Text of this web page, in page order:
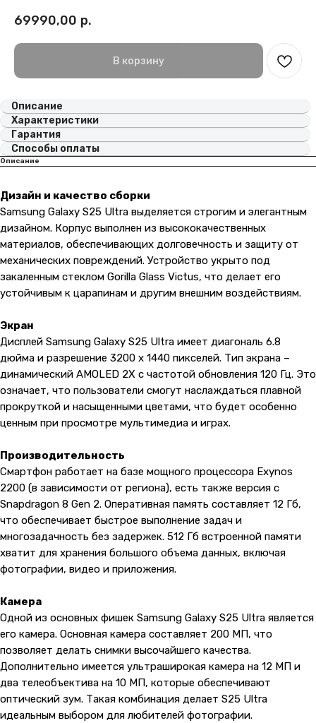
69990,00 р.
В корзину
Описание
Характеристики
Гарантия
Способы оплаты
Описание
Дизайн и качество сборки
Samsung Galaxy S25 Ultra выделяется строгим и элегантным
дизайном. Корпус выполнен из высококачественных
материалов, обеспечивающих долговечность и защиту от
механических повреждений. Устройство укрыто под
закаленным стеклом Gorilla Glass Victus, что делает его
устойчивым к царапинам и другим внешним воздействиям.
Экран
Дисплей Samsung Galaxy S25 Ultra имеет диагональ 6.8
дюйма и разрешение 3200 x 1440 пикселей. Тип экрана –
динамический AMOLED 2X с частотой обновления 120 Гц. Это
означает, что пользователи смогут наслаждаться плавной
прокруткой и насыщенными цветами, что будет особенно
ценным при просмотре мультимедиа и играх.
Производительность
Смартфон работает на базе мощного процессора Exynos
2200 (в зависимости от региона), есть также версия с
Snapdragon 8 Gen 2. Оперативная память составляет 12 Гб,
что обеспечивает быстрое выполнение задач и
многозадачность без задержек. 512 Гб встроенной памяти
хватит для хранения большого объема данных, включая
фотографии, видео и приложения.
Камера
Одной из основных фишек Samsung Galaxy S25 Ultra является
его камера. Основная камера составляет 200 МП, что
позволяет делать снимки высочайшего качества.
Дополнительно имеется ультраширокая камера на 12 МП и
два телеобъектива на 10 МП, которые обеспечивают
оптический зум. Такая комбинация делает S25 Ultra
идеальным выбором для любителей фотографии.